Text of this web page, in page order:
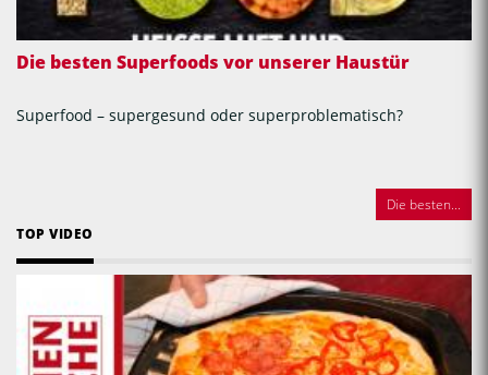
Die besten Superfoods vor unserer Haustür
Superfood – supergesund oder superproblematisch?
Die besten...
TOP VIDEO